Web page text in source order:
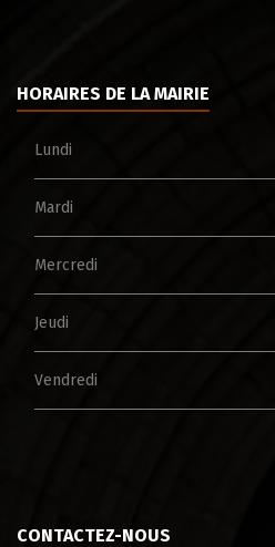
HORAIRES DE LA MAIRIE
Lundi
Mardi
Mercredi
Jeudi
Vendredi
CONTACTEZ-NOUS